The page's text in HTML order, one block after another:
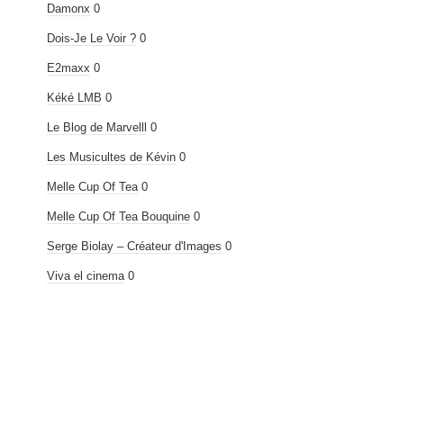
Damonx 0
Dois-Je Le Voir ? 0
E2maxx 0
Kéké LMB 0
Le Blog de Marvelll 0
Les Musicultes de Kévin 0
Melle Cup Of Tea 0
Melle Cup Of Tea Bouquine 0
Serge Biolay – Créateur d'Images 0
Viva el cinema 0